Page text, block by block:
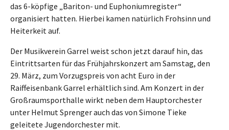
das 6-köpfige „Bariton- und Euphoniumregister“
organisiert hatten. Hierbei kamen natürlich Frohsinn und
Heiterkeit auf.
Der Musikverein Garrel weist schon jetzt darauf hin, das
Eintrittsarten für das Frühjahrskonzert am Samstag, den
29. März, zum Vorzugspreis von acht Euro in der
Raiffeisenbank Garrel erhältlich sind. Am Konzert in der
Großraumsporthalle wirkt neben dem Hauptorchester
unter Helmut Sprenger auch das von Simone Tieke
geleitete Jugendorchester mit.